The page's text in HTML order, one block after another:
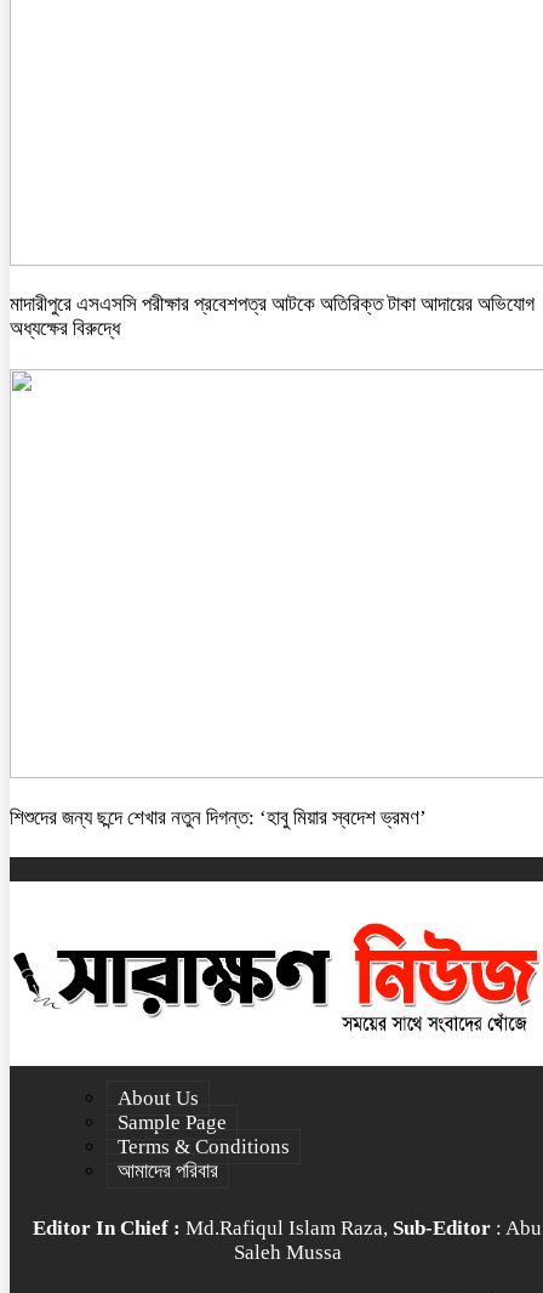
মাদারীপুরে এসএসসি পরীক্ষার প্রবেশপত্র আটকে অতিরিক্ত টাকা আদায়ের অভিযোগ
অধ্যক্ষের বিরুদ্ধে
শিশুদের জন্য ছন্দে শেখার নতুন দিগন্ত: ‘হাবু মিয়ার স্বদেশ ভ্রমণ’
About Us
Sample Page
Terms & Conditions
আমাদের পরিবার
Editor In Chief : Md.Rafiqul Islam Raza, Sub-Editor : Abu
Saleh Mussa